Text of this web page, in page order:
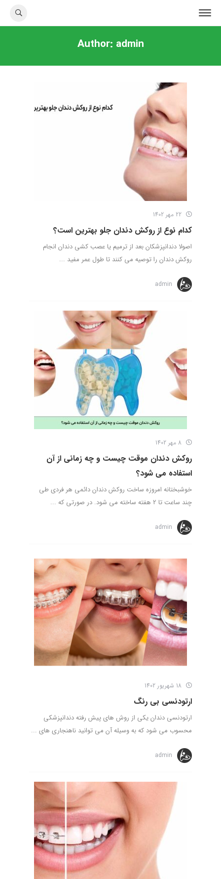
Author: admin
کدام نوع از روکش دندان جلو بهترین است؟
اصولا دندانپزشکان بعد از ترمیم یا عصب کشی دندان انجام
روکش دندان را توصیه می کنند تا طول عمر مفید ...
admin
روکش دندان موقت چیست و چه زمانی از آن
استفاده می شود؟
خوشبختانه امروزه ساخت روکش دندان دائمی هر فردی طی
چند ساعت تا 2 هفته ساخته می شود. در صورتی که ...
admin
ارتودنسی بی رنگ
ارتودنسی دندان یکی از روش های پیش رفته دندانپزشکی
محسوب می شود که به وسیله آن می توانید ناهنجاری های ...
admin